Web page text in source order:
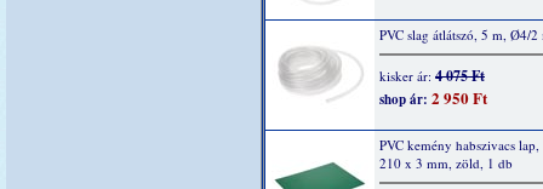
PVC slag átlátszó, 5 m, Ø4/2
kisker ár: 4 075 Ft
shop ár: 2 950 Ft
PVC kemény habszivacs
210 x 3 mm, zöld, 1 db